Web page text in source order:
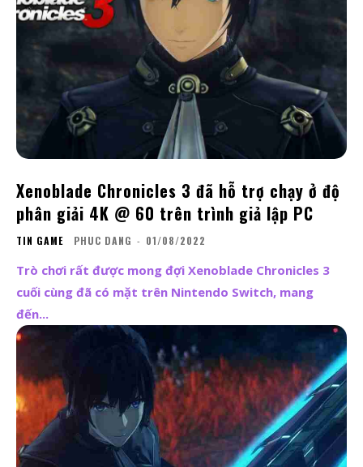
Xenoblade Chronicles 3 đã hỗ trợ chạy ở độ
phân giải 4K @ 60 trên trình giả lập PC
TIN GAME PHUC DANG - 01/08/2022
Trò chơi rất được mong đợi Xenoblade Chronicles 3
cuối cùng đã có mặt trên Nintendo Switch, mang
đến...